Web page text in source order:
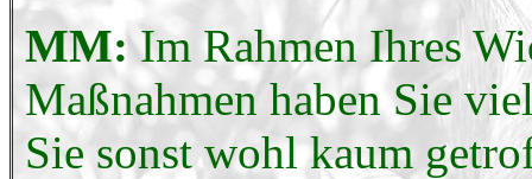
MM:Im Rahmen Ihres
Maßnahmen haben Sie
Sie sonst wohl kaum